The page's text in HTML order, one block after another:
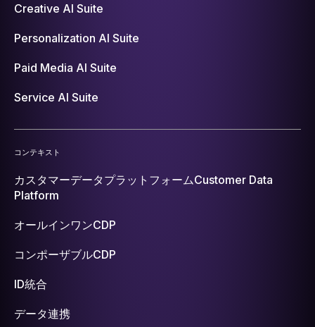
Creative AI Suite
Personalization AI Suite
Paid Media AI Suite
Service AI Suite
コンテキスト
カスタマーデータプラットフォームCustomer Data
Platform
オールインワンCDP
コンポーザブルCDP
ID統合
データ連携